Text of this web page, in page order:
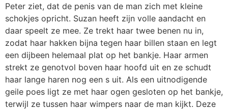
Peter ziet, dat de penis van de man zich met kleine
schokjes opricht. Suzan heeft zijn volle aandacht en
daar speelt ze mee. Ze trekt haar twee benen nu in,
zodat haar hakken bijna tegen haar billen staan en legt
een dijbeen helemaal plat op het bankje. Haar armen
strekt ze genotvol boven haar hoofd uit en ze schudt
haar lange haren nog een s uit. Als een uitnodigende
geile poes ligt ze met haar ogen gesloten op het bankje,
terwijl ze tussen haar wimpers naar de man kijkt. Deze